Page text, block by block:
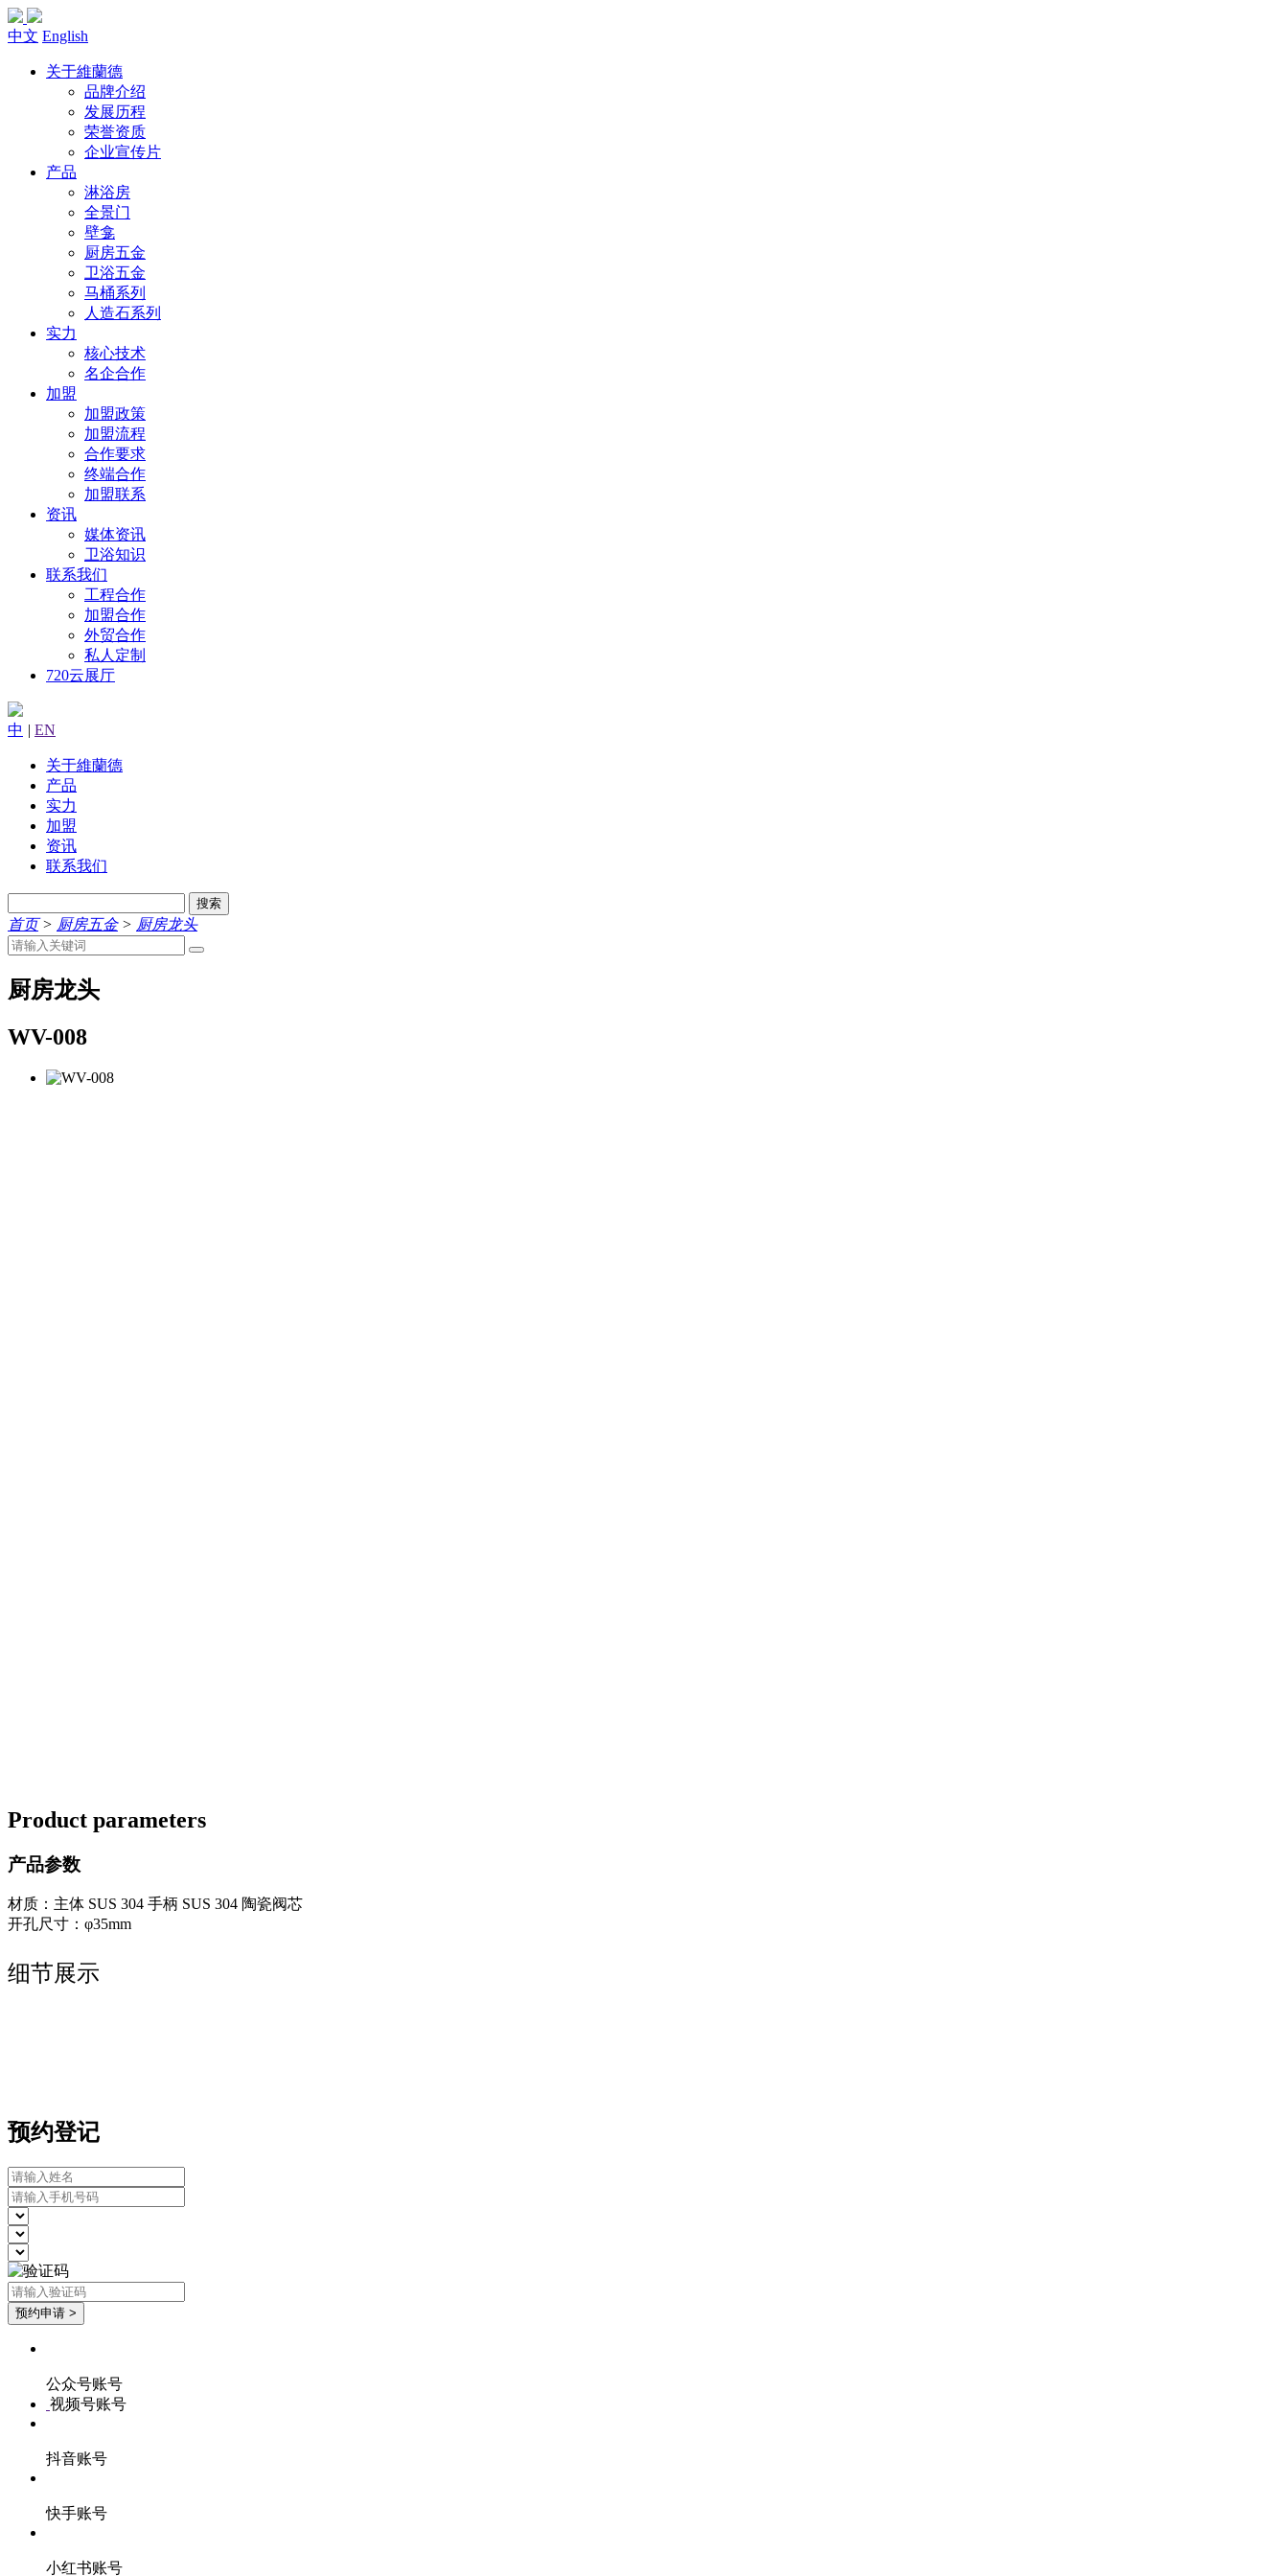
中文 English
关于維蘭德
品牌介绍
发展历程
荣誉资质
企业宣传片
产品
淋浴房
全景门
壁龛
厨房五金
卫浴五金
马桶系列
人造石系列
实力
核心技术
名企合作
加盟
加盟政策
加盟流程
合作要求
终端合作
加盟联系
资讯
媒体资讯
卫浴知识
联系我们
工程合作
加盟合作
外贸合作
私人定制
720云展厅
中 | EN
关于維蘭德
产品
实力
加盟
资讯
联系我们
搜索
首页> 厨房五金> 厨房龙头
厨房龙头
WV-008
Product parameters
产品参数
材质：主体 SUS 304 手柄 SUS 304 陶瓷阀芯
开孔尺寸：φ35mm
细节展示
预约登记
公众号账号
视频号账号
抖音账号
快手账号
小红书账号